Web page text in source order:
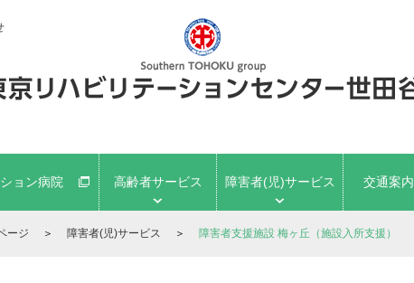
ョン病院 高齢者サービス 障害者(児)サービス 交通案内
ージ ＞ 障害者(児)サービス ＞ 障害者支援施設 梅ヶ丘（施設入所支援）